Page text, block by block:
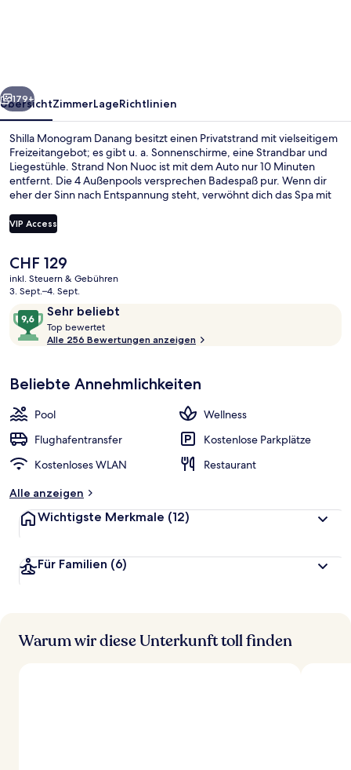
Weiter
179+
ÜbersichtZimmerLageRichtlinien
Shilla Monogram Danang besitzt einen Privatstrand mit vielseitigem
Freizeitangebot; es gibt u. a. Sonnenschirme, eine Strandbar und
Liegestühle. Strand Non Nuoc ist mit dem Auto nur 10 Minuten
entfernt. Die 4 Außenpools versprechen Badespaß pur. Wenn dir
eher der Sinn nach Entspannung steht, verwöhnt dich das Spa mit
Frühstück, Mittagessen und Abendessen geöffnet. Als weitere
Highlights bietet dieses Hotel im luxuriösen Stil 2 Bars/Lounges,
VIP Access
Der
aktuelle
Preis
CHF 129.
CHF 129
inkl. Steuern & Gebühren
3. Sept.–4. Sept.
Bewertungen
Sehr beliebt
9,6
von
10,
beliebt
Top bewertet
o
b
r
e
Alle 256 Bewertungen anzeigen
Beliebte Annehmlichkeiten
Pool
Wellness
Flughafentransfer
Kostenlose Parkplätze
Kostenloses WLAN
Restaurant
Alle anzeigen
Wichtigste Merkmale (12)
Für Familien (6)
Warum wir diese Unterkunft toll finden